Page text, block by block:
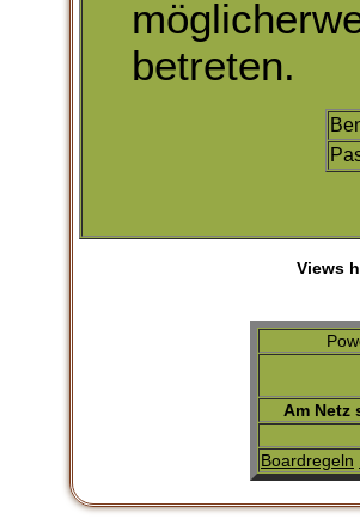
betreten.
Views
Am Netz
Boardregeln